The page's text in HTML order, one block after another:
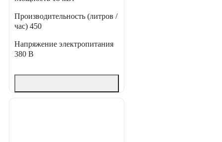
Производительность (литров /
час) 450
Напряжение электропитания
380 В